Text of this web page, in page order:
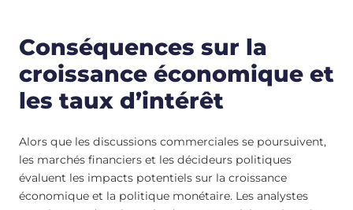
Conséquences sur la
croissance économique et
les taux d’intérêt
Alors que les discussions commerciales se poursuivent,
les marchés financiers et les décideurs politiques
évaluent les impacts potentiels sur la croissance
économique et la politique monétaire. Les analystes